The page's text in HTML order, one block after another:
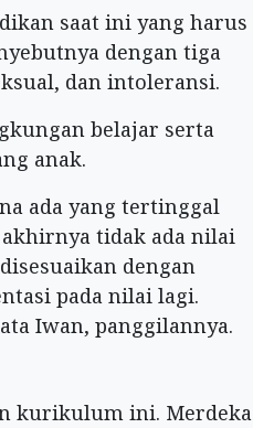
saat ini yang harus
dengan tiga
dan intoleransi.
belajar serta
anak.
ada yang tertinggal
tidak ada nilai
dengan
pada nilai lagi.
Iwan, panggilannya.
kurikulum ini. Merdeka